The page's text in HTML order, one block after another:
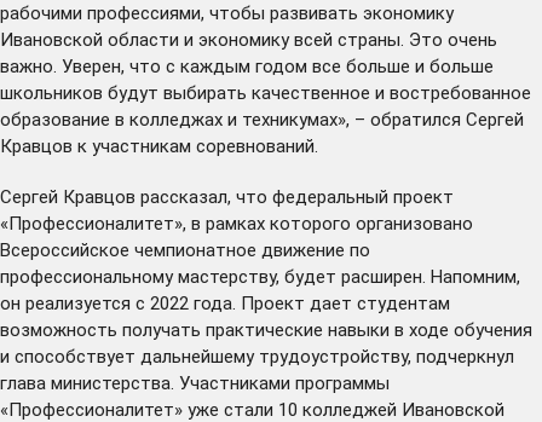
рабочими профессиями, чтобы развивать экономику
Ивановской области и экономику всей страны. Это очень
важно. Уверен, что с каждым годом все больше и больше
школьников будут выбирать качественное и востребованное
образование в колледжах и техникумах», – обратился Сергей
Кравцов к участникам соревнований.
Сергей Кравцов рассказал, что федеральный проект
«Профессионалитет», в рамках которого организовано
Всероссийское чемпионатное движение по
профессиональному мастерству, будет расширен. Напомним,
он реализуется с 2022 года. Проект дает студентам
возможность получать практические навыки в ходе обучения
и способствует дальнейшему трудоустройству, подчеркнул
глава министерства. Участниками программы
«Профессионалитет» уже стали 10 колледжей Ивановской